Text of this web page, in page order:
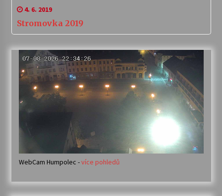
4. 6. 2019
Stromovka 2019
WebCam Humpolec -více pohledů